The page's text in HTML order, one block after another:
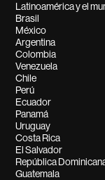
Latinoamérica y el
Brasil
México
Argentina
Colombia
Venezuela
Chile
Perú
Ecuador
Panamá
Uruguay
Costa Rica
El Salvador
República
Guatemala